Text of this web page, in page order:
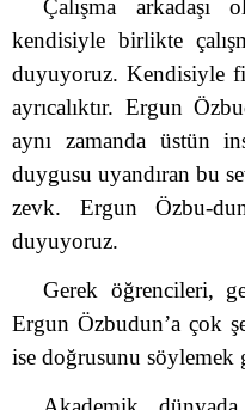
Çalışma arkadaşı
kendisiyle birlikte
duyuyoruz. Kendisiyle
ayrıcalıktır. Ergun
aynı zamanda üstün
duygusu uyandıran bu
zevk. Ergun Özbu-
duyuyoruz.
Gerek öğrencileri,
Ergun Özbudun’a çok
ise doğrusunu